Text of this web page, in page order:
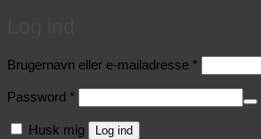
Brugernavn eller e-mailadresse *
Password *
Husk mig Log ind